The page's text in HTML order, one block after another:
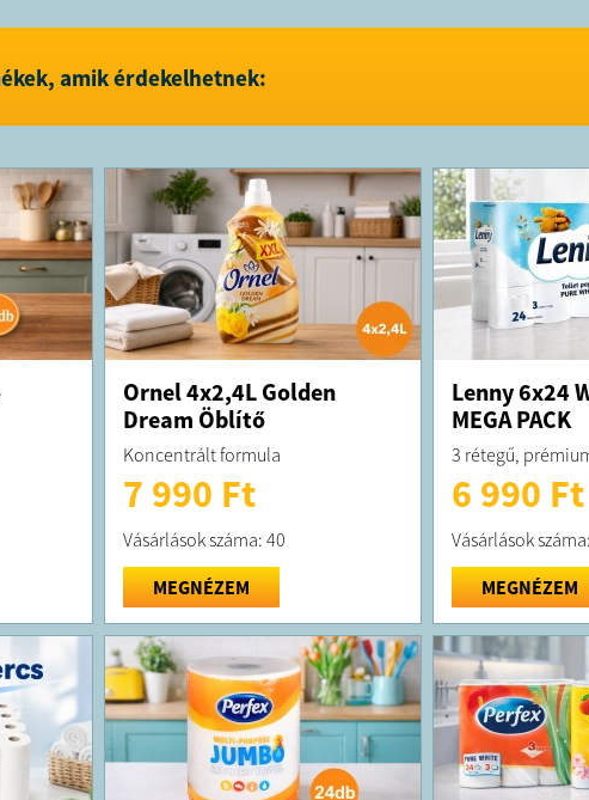
amik érdekelhetnek:
Ornel 4x2,4L Golden
Dream Öblítő
Koncentrált formula
7 990 Ft
Vásárlások száma: 40
MEGNÉZEM
Lenny 6x24
MEGA PACK
3 rétegű,
6 990 Ft
Vásárlások
MEGNÉZEM